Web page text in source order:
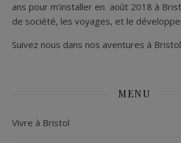
ans pour m’installer en août 2018 à
de société, les voyages, et le
Suivez nous dans nos aventures à
MENU
Vivre à Bristol